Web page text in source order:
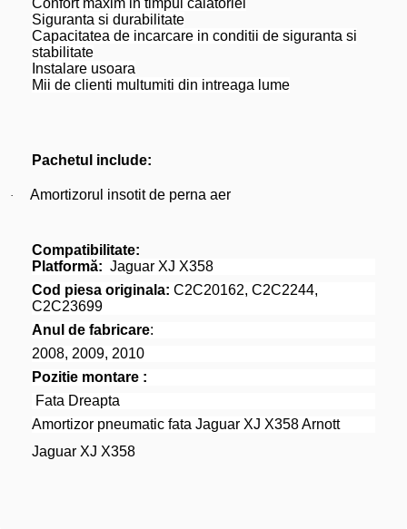
Confort maxim in timpul calatoriei
Siguranta si durabilitate
Capacitatea de incarcare in conditii de siguranta si
stabilitate
Instalare usoara
Mii de clienti multumiti din intreaga lume
Pachetul include:
· Amortizorul insotit de perna aer
Compatibilitate:
Platformă: Jaguar XJ X358
Cod piesa originala: C2C20162, C2C2244,
C2C23699
Anul de fabricare:
2008, 2009, 2010
Pozitie montare :
Fata Dreapta
Amortizor pneumatic fata Jaguar XJ X358 Arnott
Jaguar XJ X358